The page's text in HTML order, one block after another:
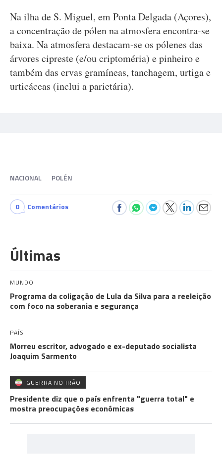
Na ilha de S. Miguel, em Ponta Delgada (Açores),
a concentração de pólen na atmosfera encontra-se
baixa. Na atmosfera destacam-se os pólenes das
árvores cipreste (e/ou criptoméria) e pinheiro e
também das ervas gramíneas, tanchagem, urtiga e
urticáceas (inclui a parietária).
NACIONAL POLÉN
0 Comentários
Últimas
MUNDO
Programa da coligação de Lula da Silva para a reeleição
com foco na soberania e segurança
PAÍS
Morreu escritor, advogado e ex-deputado socialista
Joaquim Sarmento
GUERRA NO IRÃO
Presidente diz que o país enfrenta "guerra total" e
mostra preocupações económicas